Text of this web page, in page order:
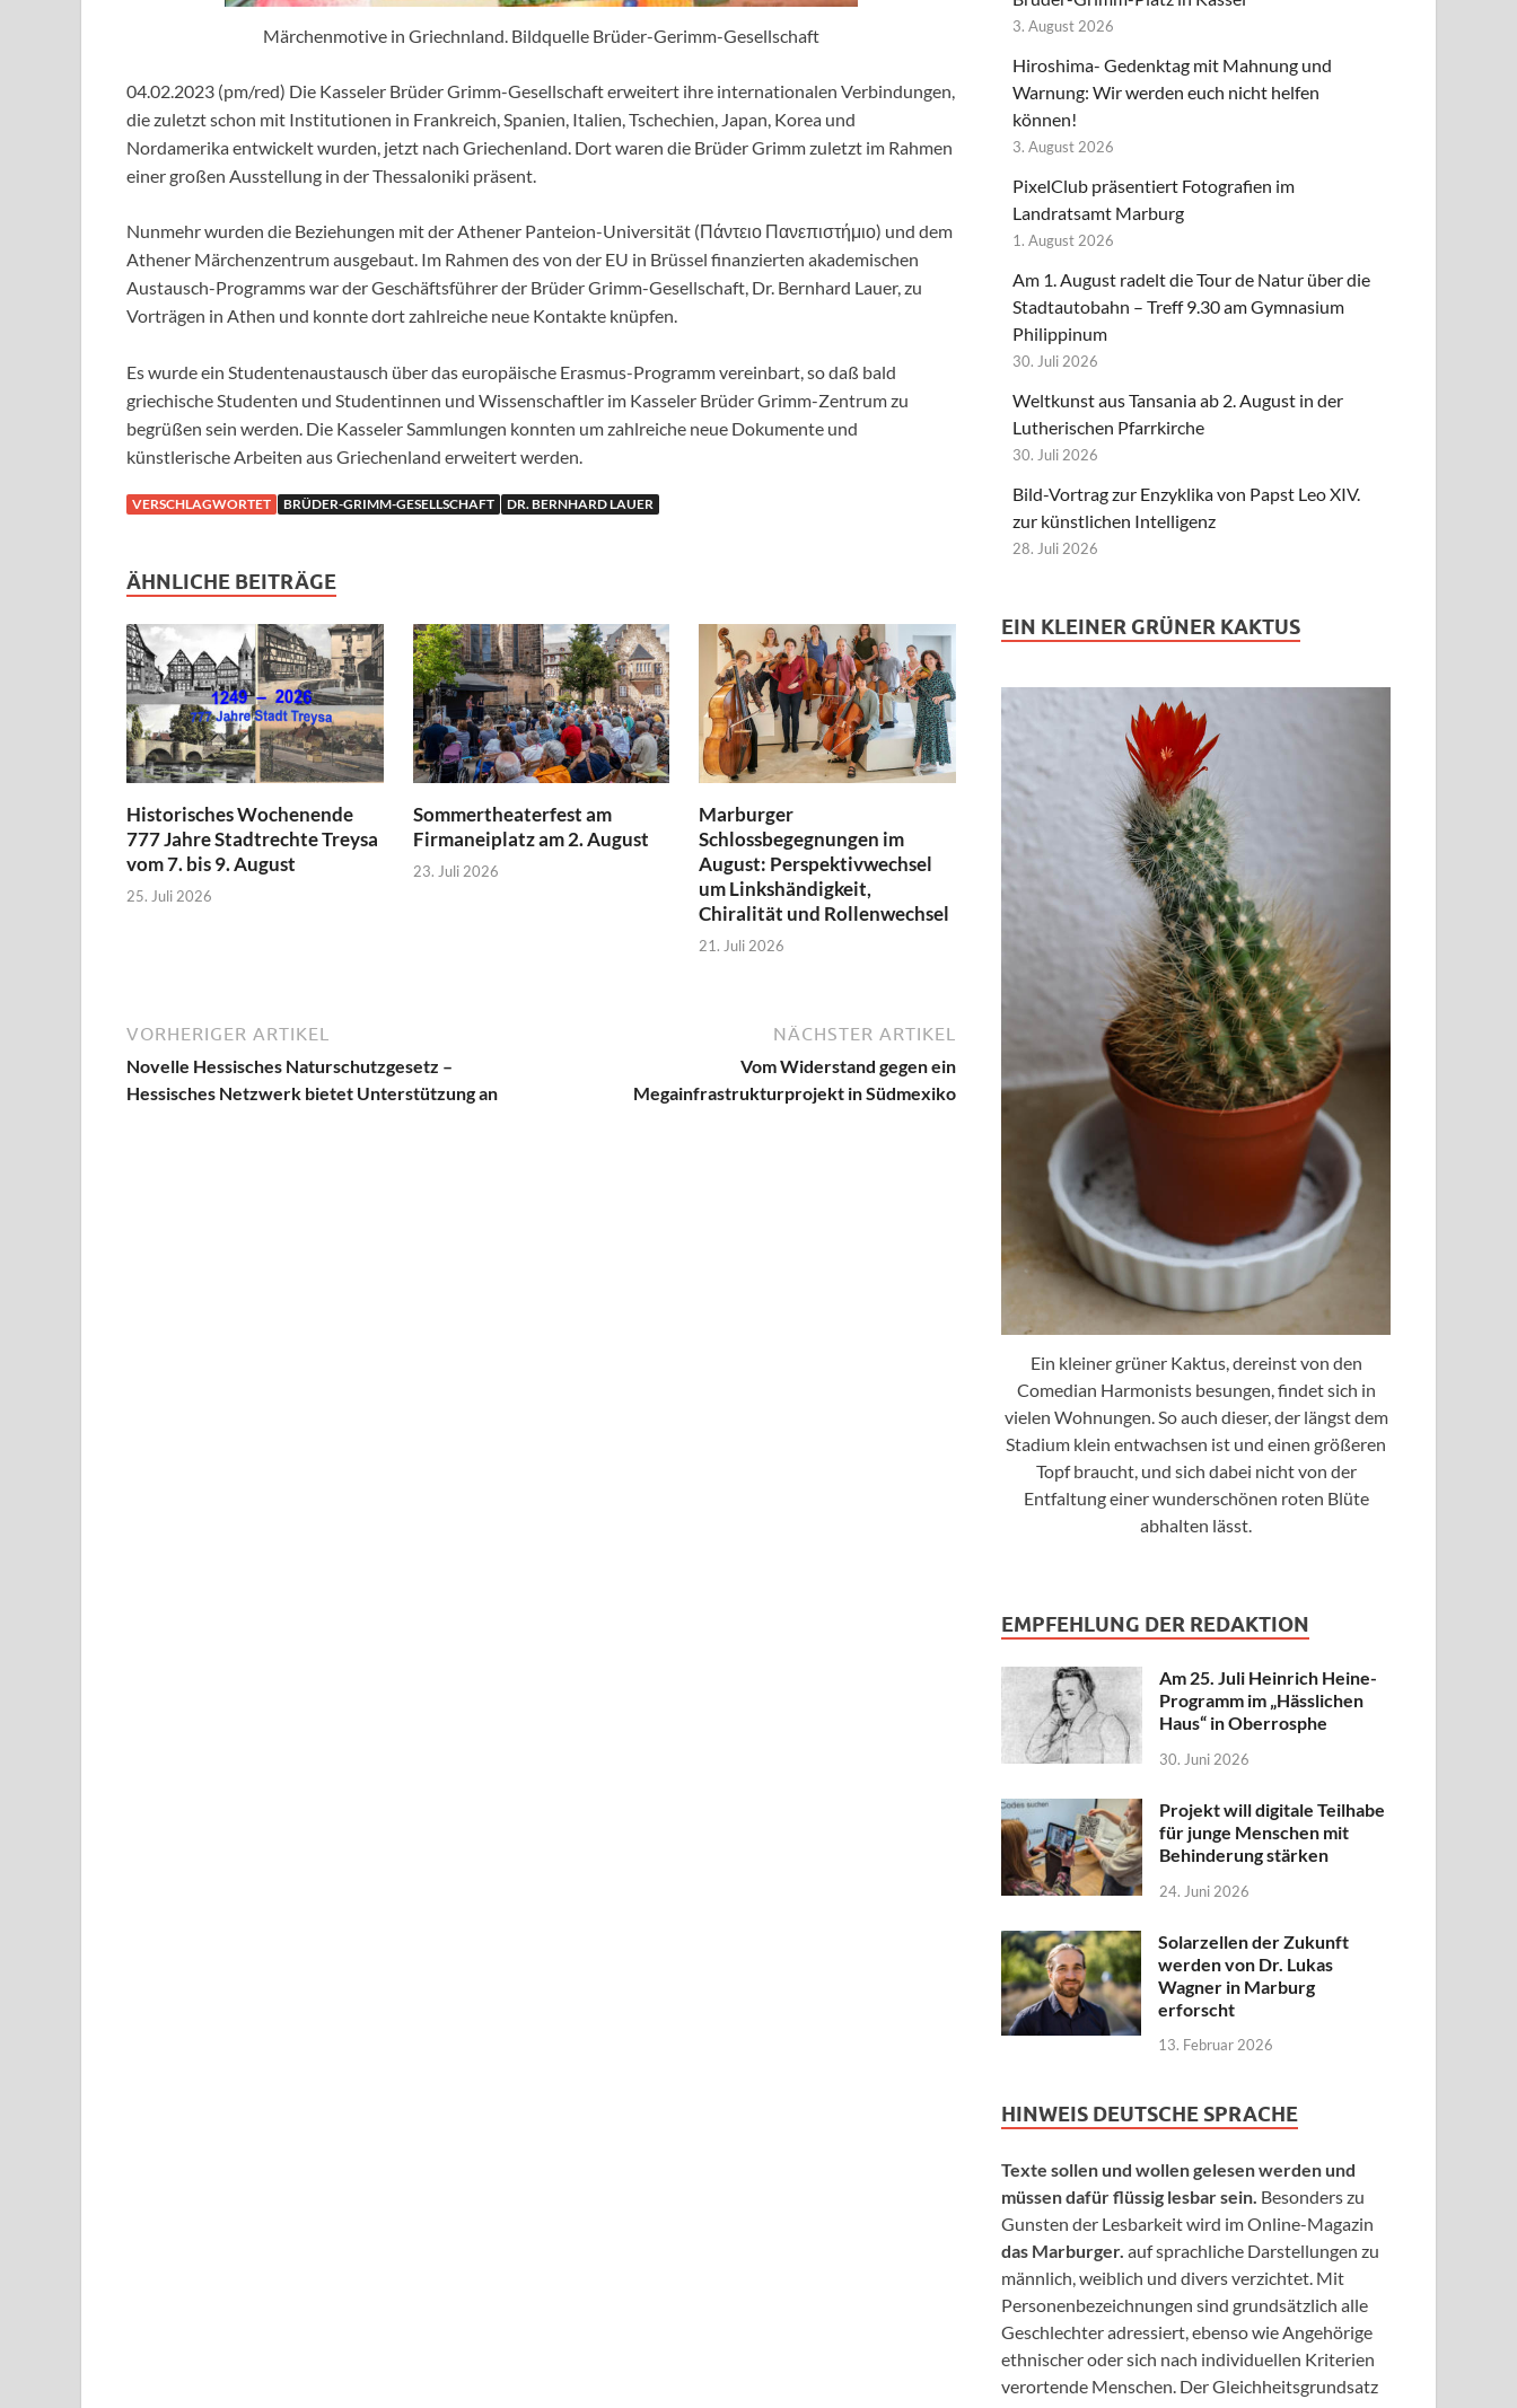
Märchenmotive in Griechnland. Bildquelle Brüder-Gerimm-Gesellschaft
04.02.2023 (pm/red) Die Kasseler Brüder Grimm-Gesellschaft erweitert ihre internationalen Verbindungen,
die zuletzt schon mit Institutionen in Frankreich, Spanien, Italien, Tschechien, Japan, Korea und
Nordamerika entwickelt wurden, jetzt nach Griechenland. Dort waren die Brüder Grimm zuletzt im Rahmen
einer großen Ausstellung in der Thessaloniki präsent.
Nunmehr wurden die Beziehungen mit der Athener Panteion-Universität (Πάντειο Πανεπιστήμιο) und dem
Athener Märchenzentrum ausgebaut. Im Rahmen des von der EU in Brüssel finanzierten akademischen
Austausch-Programms war der Geschäftsführer der Brüder Grimm-Gesellschaft, Dr. Bernhard Lauer, zu
Vorträgen in Athen und konnte dort zahlreiche neue Kontakte knüpfen.
Es wurde ein Studentenaustausch über das europäische Erasmus-Programm vereinbart, so daß bald
griechische Studenten und Studentinnen und Wissenschaftler im Kasseler Brüder Grimm-Zentrum zu
begrüßen sein werden. Die Kasseler Sammlungen konnten um zahlreiche neue Dokumente und
künstlerische Arbeiten aus Griechenland erweitert werden.
VERSCHLAGWORTET BRÜDER-GRIMM-GESELLSCHAFT DR. BERNHARD LAUER
ÄHNLICHE BEITRÄGE
Historisches Wochenende
777 Jahre Stadtrechte Treysa
vom 7. bis 9. August
25. Juli 2026
Sommertheaterfest am
Firmaneiplatz am 2. August
23. Juli 2026
Marburger
Schlossbegegnungen im
August: Perspektivwechsel
um Linkshändigkeit,
Chiralität und Rollenwechsel
21. Juli 2026
VORHERIGER ARTIKEL
Novelle Hessisches Naturschutzgesetz –
Hessisches Netzwerk bietet Unterstützung an
NÄCHSTER ARTIKEL
Vom Widerstand gegen ein
Megainfrastrukturprojekt in Südmexiko
3. August 2026
Hiroshima- Gedenktag mit Mahnung und
Warnung: Wir werden euch nicht helfen
können!
3. August 2026
PixelClub präsentiert Fotografien im
Landratsamt Marburg
1. August 2026
Am 1. August radelt die Tour de Natur über die
Stadtautobahn – Treff 9.30 am Gymnasium
Philippinum
30. Juli 2026
Weltkunst aus Tansania ab 2. August in der
Lutherischen Pfarrkirche
30. Juli 2026
Bild-Vortrag zur Enzyklika von Papst Leo XIV.
zur künstlichen Intelligenz
28. Juli 2026
EIN KLEINER GRÜNER KAKTUS
Ein kleiner grüner Kaktus, dereinst von den
Comedian Harmonists besungen, findet sich in
vielen Wohnungen. So auch dieser, der längst dem
Stadium klein entwachsen ist und einen größeren
Topf braucht, und sich dabei nicht von der
Entfaltung einer wunderschönen roten Blüte
abhalten lässt.
EMPFEHLUNG DER REDAKTION
Am 25. Juli Heinrich Heine-
Programm im „Hässlichen
Haus“ in Oberrosphe
30. Juni 2026
Projekt will digitale Teilhabe
für junge Menschen mit
Behinderung stärken
24. Juni 2026
Solarzellen der Zukunft
werden von Dr. Lukas
Wagner in Marburg
erforscht
13. Februar 2026
HINWEIS DEUTSCHE SPRACHE
Texte sollen und wollen gelesen werden und
müssen dafür flüssig lesbar sein. Besonders zu
Gunsten der Lesbarkeit wird im Online-Magazin
das Marburger. auf sprachliche Darstellungen zu
männlich, weiblich und divers verzichtet. Mit
Personenbezeichnungen sind grundsätzlich alle
Geschlechter adressiert, ebenso wie Angehörige
ethnischer oder sich nach individuellen Kriterien
verortende Menschen. Der Gleichheitsgrundsatz